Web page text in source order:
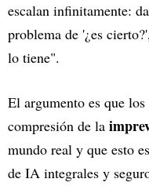
escalan infinitamente:
problema de '¿es
lo tiene".
El argumento es que
compresión de la
mundo real y que esto
de IA integrales y